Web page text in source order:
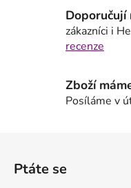
Doporučují
zákazníci i
recenze
Zboží
Posíláme v
Ptáte se